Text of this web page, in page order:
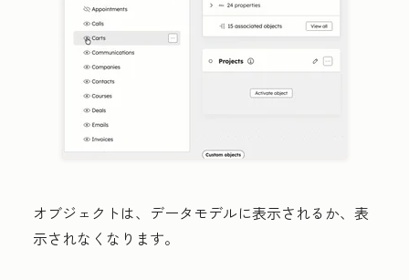
オブジェクトは、データモデルに表示されるか、表
示されなくなります。